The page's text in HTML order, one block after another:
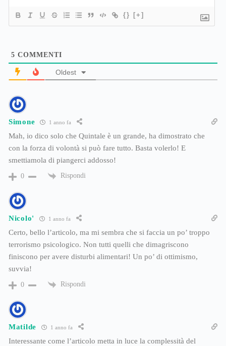
{} [+]
5 COMMENTI
Oldest
Simone 1 anno fa
Mah, io dico solo che Quintale è un grande, ha dimostrato che
con la forza di volontà si può fare tutto. Basta volerlo! E
smettiamola di piangerci addosso!
0 Rispondi
Nicolo' 1 anno fa
Certo, bello l’articolo, ma mi sembra che si faccia un po’ troppo
terrorismo psicologico. Non tutti quelli che dimagriscono
finiscono per avere disturbi alimentari! Un po’ di ottimismo,
suvvia!
0 Rispondi
Matilde 1 anno fa
Interessante come l’articolo metta in luce la complessità del